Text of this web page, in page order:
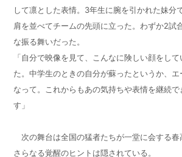
して凛とした表情。 3年生に腕を引かれた妹分
肩を並べてチームの先頭に立った。わずか2試
な振る舞いだった。
「自分で映像を見て、こんなに険しい顔をし
た。中学生のときの自分が蘇ったというか、
なって。これからもあの気持ちや表情を継続で
す」
次の舞台は全国の猛者たちが一堂に会する春
さらなる覚醒のヒントは隠されている。